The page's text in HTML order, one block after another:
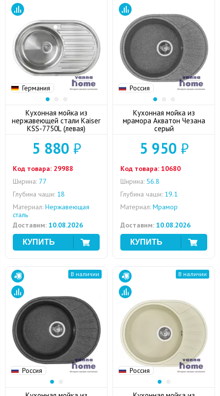
Германия
Кухонная мойка из
нержавеющей стали Kaiser
KSS-7750L (левая)
5 880 ₽
Код товара: 29988
Ширина: 77
Глубина чаши: 18
Материал: Нержавеющая
сталь
Доставим: 10.08.2026
Россия
Кухонная мойка из
мрамора Акватон Чезана
серый
5 950 ₽
Код товара: 10680
Ширина: 56.8
Глубина чаши: 19.1
Материал: Мрамор
Доставим: 10.08.2026
Россия
В наличии
Россия
В наличии